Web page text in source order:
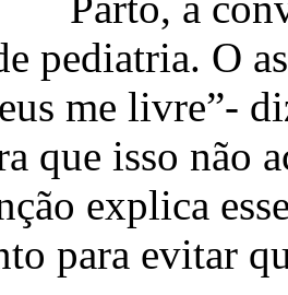
pediatria. O
me livre”-
que isso não
explica
para evitar